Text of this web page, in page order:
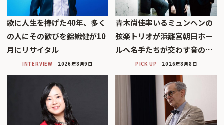
歌に人生を捧げた40年、多く
の人にその歓びを錦織健が10
月にリサイタル
INTERVIEW 2026年8月9日
青木尚佳率いるミュンヘンの
弦楽トリオが浜離宮朝日ホー
ルへ――名手たちが交わす音の…
PICK UP 2026年8月8日